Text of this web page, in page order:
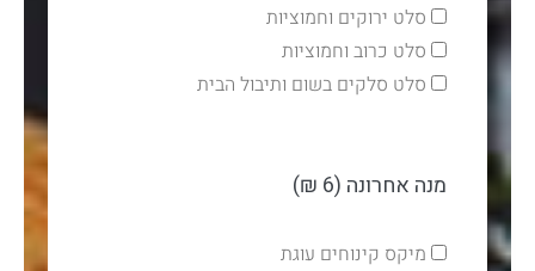
סלט ירוקים וחמוציות
סלט כרוב וחמוציות
סלט סלקים בשום ותיבול הבית
מנה אחרונה (6 ₪)
מיקס קינוחים עוגת